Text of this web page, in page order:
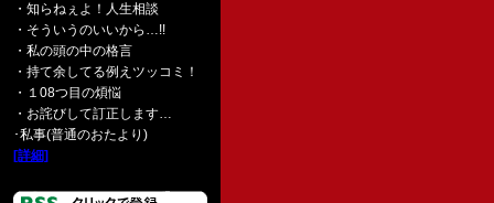
・知らねぇよ！人生相談
・そういうのいいから…!!
・私の頭の中の格言
・持て余してる例えツッコミ！
・１08つ目の煩悩
・お詫びして訂正します…
･私事(普通のおたより)
[詳細]